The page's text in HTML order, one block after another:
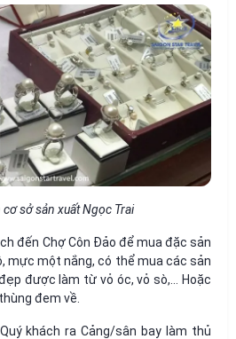
cơ sở sản xuất Ngọc Trai
đến Chợ Côn Đảo để mua đặc sản
mực một nắng, có thể mua các sản
được làm từ vỏ óc, vỏ sò,… Hoặc
đem về.
khách ra Cảng/sân bay làm thủ